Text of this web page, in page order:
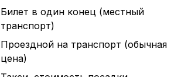
Билет в один конец (местный
транспорт)
Проездной на транспорт (обычная
цена)